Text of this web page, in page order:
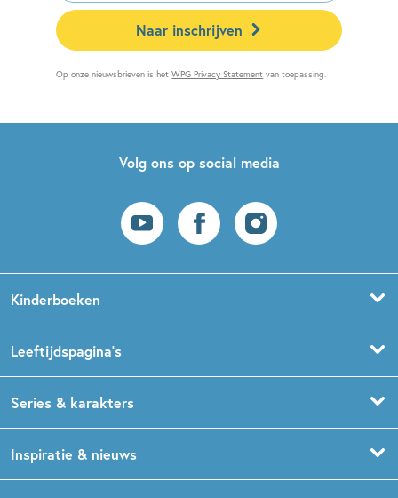
Naar inschrijven
Op onze nieuwsbrieven is hetWPG Privacy Statement van toepassing.
Volg ons op social media
Kinderboeken
Prentenboeken
Babyboeken
Leeftijdspagina’s
Boekentips 1,5 - 3 jaar
Series & karakters
Dog Man
Inspiratie & nieuws